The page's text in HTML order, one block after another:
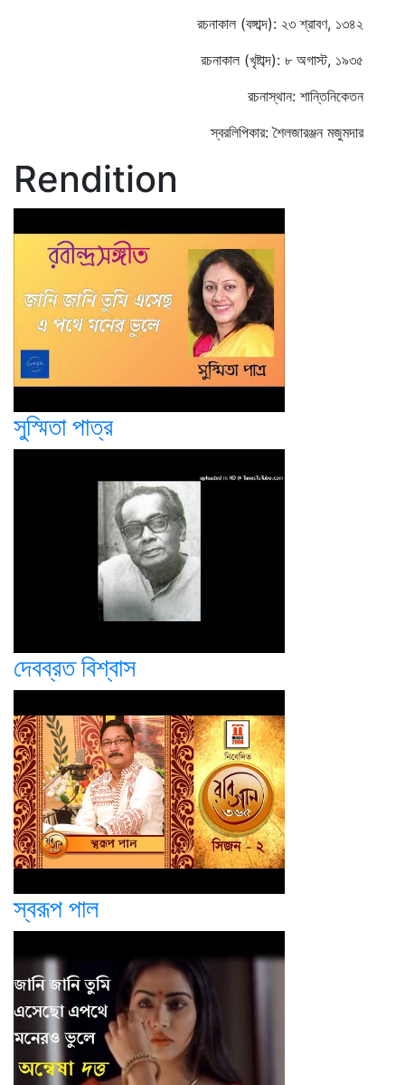
রচনাকাল (বঙ্গাব্দ): ২৩ শ্রাবণ, ১৩৪২
রচনাকাল (খৃষ্টাব্দ): ৮ অগাস্ট, ১৯৩৫
রচনাস্থান: শান্তিনিকেতন
স্বরলিপিকার: শৈলজারঞ্জন মজুমদার
Rendition
সুস্মিতা পাত্র
দেবব্রত বিশ্বাস
স্বরূপ পাল